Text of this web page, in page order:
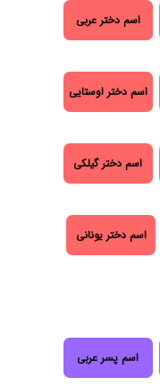
اسم دختر عربی
اسم دختر اوستایی
اسم دختر گیلکی
اسم دختر یونانی
اسم پسر عربی